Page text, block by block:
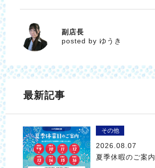
ゆうき
副店長
posted by ゆうき
最新記事
その他
2026.08.07
夏季休暇のご案内